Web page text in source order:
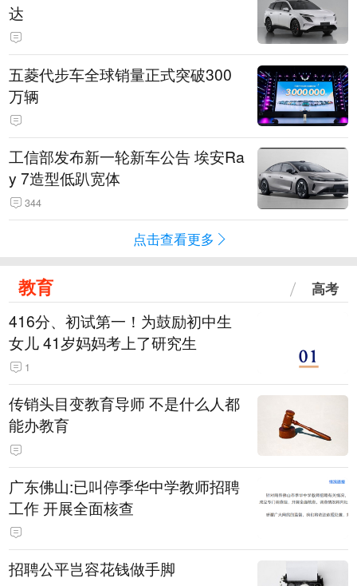
达
五菱代步车全球销量正式突破300
万辆
工信部发布新一轮新车公告 埃安Ra
y 7造型低趴宽体
344
点击查看更多
教育 高考
416分、初试第一！为鼓励初中生
女儿 41岁妈妈考上了研究生
1
传销头目变教育导师 不是什么人都
能办教育
广东佛山:已叫停季华中学教师招聘
工作 开展全面核查
招聘公平岂容花钱做手脚